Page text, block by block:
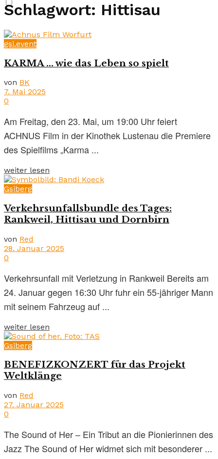
Schlagwort: Hittisau
gsi.event
KARMA … wie das Leben so spielt
von BK
7. Mai 2025
0
Am Freitag, den 23. Mai, um 19:00 Uhr feiert
ACHNUS Film in der Kinothek Lustenau die Premiere
des Spielfilms „Karma ...
weiter lesen
Gsiberg
Verkehrsunfallsbundle des Tages:
Rankweil, Hittisau und Dornbirn
von Red
28. Januar 2025
0
Verkehrsunfall mit Verletzung in Rankweil Bereits am
24. Januar gegen 16:30 Uhr fuhr ein 55-jähriger Mann
mit seinem Fahrzeug auf ...
weiter lesen
Gsiberg
BENEFIZKONZERT für das Projekt
Weltklänge
von Red
27. Januar 2025
0
The Sound of Her – Ein Tribut an die Pionierinnen des
Jazz The Sound of Her widmet sich mit besonderer ...